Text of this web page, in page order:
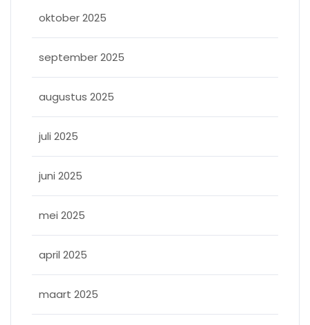
oktober 2025
september 2025
augustus 2025
juli 2025
juni 2025
mei 2025
april 2025
maart 2025